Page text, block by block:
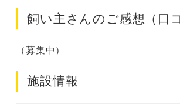
飼い主さんのご感想（口
（募集中）
施設情報